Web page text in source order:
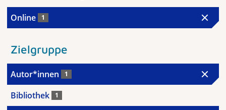
Online 1
Zielgruppe
Autor*innen 1
Bibliothek 1